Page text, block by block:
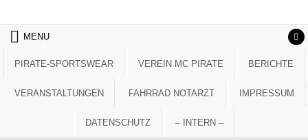
MENU
PIRATE-SPORTSWEAR VEREIN MC PIRATE BERICHTE
VERANSTALTUNGEN FAHRRAD NOTARZT IMPRESSUM
DATENSCHUTZ – INTERN –